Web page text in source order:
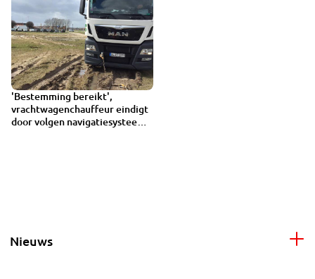
'Bestemming bereikt',
vrachtwagenchauffeur eindigt
door volgen navigatiesysteem
1:20
Nieuws